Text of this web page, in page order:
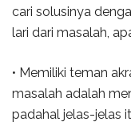
cari solusinya
lari dari masalah,
• Memiliki teman
masalah adalah
padahal jelas-jelas